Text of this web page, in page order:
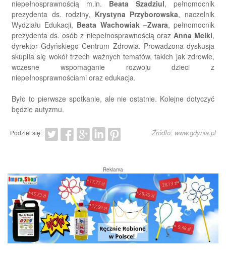
niepełnosprawnością m.in. Beata Szadziul, pełnomocnik
prezydenta ds. rodziny, Krystyna Przyborowska, naczelnik
Wydziału Edukacji, Beata Wachowiak –Zwara, pełnomocnik
prezydenta ds. osób z niepełnosprawnością oraz Anna Melki,
dyrektor Gdyńskiego Centrum Zdrowia. Prowadzona dyskusja
skupiła się wokół trzech ważnych tematów, takich jak zdrowie,
wczesne wspomaganie rozwoju dzieci z
niepełnosprawnościami oraz edukacja.
Było to pierwsze spotkanie, ale nie ostatnie. Kolejne dotyczyć
będzie autyzmu.
Podziel się: Źródło: www.gdynia.pl
Reklama